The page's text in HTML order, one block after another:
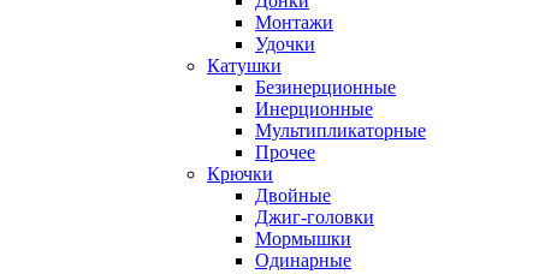
Монтажи
Удочки
Катушки
Безинерционные
Инерционные
Мультипликаторные
Прочее
Крючки
Двойные
Джиг-головки
Мормышки
Одинарные